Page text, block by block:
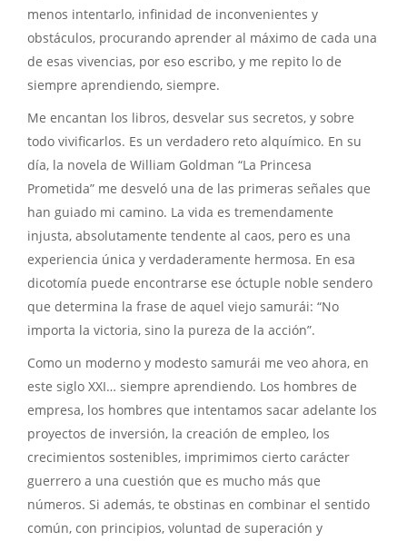
menos intentarlo, infinidad de inconvenientes y
obstáculos, procurando aprender al máximo de cada una
de esas vivencias, por eso escribo, y me repito lo de
siempre aprendiendo, siempre.
Me encantan los libros, desvelar sus secretos, y sobre
todo vivificarlos. Es un verdadero reto alquímico. En su
día, la novela de William Goldman “La Princesa
Prometida” me desveló una de las primeras señales que
han guiado mi camino. La vida es tremendamente
injusta, absolutamente tendente al caos, pero es una
experiencia única y verdaderamente hermosa. En esa
dicotomía puede encontrarse ese óctuple noble sendero
que determina la frase de aquel viejo samurái: “No
importa la victoria, sino la pureza de la acción”.
Como un moderno y modesto samurái me veo ahora, en
este siglo XXI… siempre aprendiendo. Los hombres de
empresa, los hombres que intentamos sacar adelante los
proyectos de inversión, la creación de empleo, los
crecimientos sostenibles, imprimimos cierto carácter
guerrero a una cuestión que es mucho más que
números. Si además, te obstinas en combinar el sentido
común, con principios, voluntad de superación y